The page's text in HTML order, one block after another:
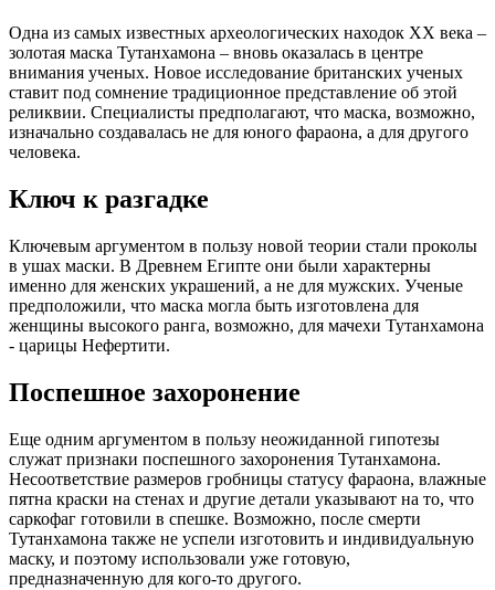
Одна из самых известных археологических находок XX века –
золотая маска Тутанхамона – вновь оказалась в центре
внимания ученых. Новое исследование британских ученых
ставит под сомнение традиционное представление об этой
реликвии. Специалисты предполагают, что маска, возможно,
изначально создавалась не для юного фараона, а для другого
человека.
Ключ к разгадке
Ключевым аргументом в пользу новой теории стали проколы
в ушах маски. В Древнем Египте они были характерны
именно для женских украшений, а не для мужских. Ученые
предположили, что маска могла быть изготовлена для
женщины высокого ранга, возможно, для мачехи Тутанхамона
- царицы Нефертити.
Поспешное захоронение
Еще одним аргументом в пользу неожиданной гипотезы
служат признаки поспешного захоронения Тутанхамона.
Несоответствие размеров гробницы статусу фараона, влажные
пятна краски на стенах и другие детали указывают на то, что
саркофаг готовили в спешке. Возможно, после смерти
Тутанхамона также не успели изготовить и индивидуальную
маску, и поэтому использовали уже готовую,
предназначенную для кого-то другого.